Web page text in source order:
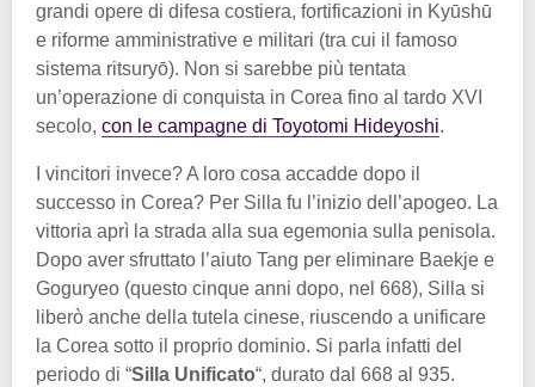
grandi opere di difesa costiera, fortificazioni in Kyūshū
e riforme amministrative e militari (tra cui il famoso
sistema ritsuryō). Non si sarebbe più tentata
un’operazione di conquista in Corea fino al tardo XVI
secolo, con le campagne di Toyotomi Hideyoshi.
I vincitori invece? A loro cosa accadde dopo il
successo in Corea? Per Silla fu l’inizio dell’apogeo. La
vittoria aprì la strada alla sua egemonia sulla penisola.
Dopo aver sfruttato l’aiuto Tang per eliminare Baekje e
Goguryeo (questo cinque anni dopo, nel 668), Silla si
liberò anche della tutela cinese, riuscendo a unificare
la Corea sotto il proprio dominio. Si parla infatti del
periodo di “Silla Unificato“, durato dal 668 al 935.